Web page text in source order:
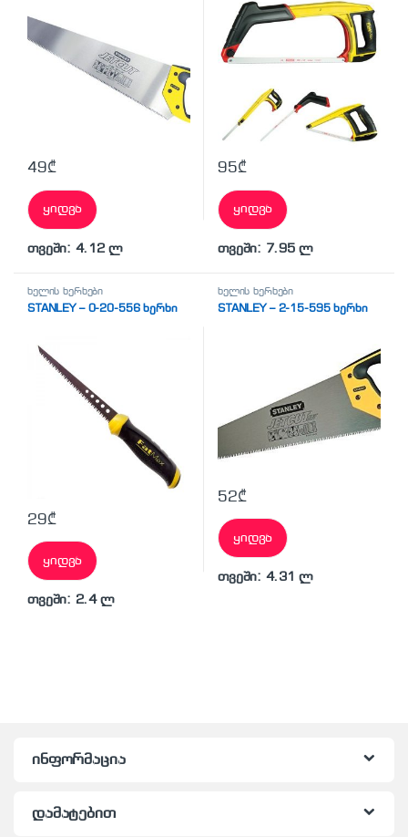
49₾
ყიდვა
თვეში: 4.12 ლ
95₾
ყიდვა
თვეში: 7.95 ლ
ხელის ხერხები
STANLEY – 0-20-556 ხერხი
29₾
ყიდვა
თვეში: 2.4 ლ
ხელის ხერხები
STANLEY – 2-15-595 ხერხი
52₾
ყიდვა
თვეში: 4.31 ლ
ინფორმაცია
დამატებით